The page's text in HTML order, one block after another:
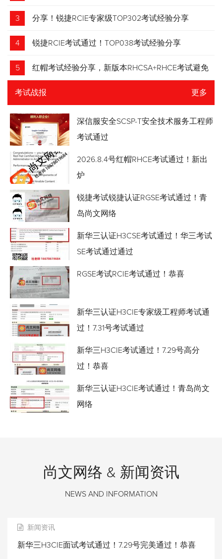
3 分享！锐捷RCIE专家级TOP302考试经验分享
4 锐捷RCIE考试通过！TOP038考试经验分享
5 红帽考试经验分享，新版本RHCSA+RHCE考试避免
踩坑
考试战报 更多
深信服安全SCSP-T安全技术服务工程师
考试通过
2026.8.4号红帽RHCE考试通过！新出
炉
锐捷考试锐捷认证RGSE考试通过！青
岛尚文网络
新华三认证H3CSE考试通过！华三考试
SE考试通过通过
RGSE考试RCIE考试通过！恭喜
新华三认证H3CIE专家级工程师考试通
过！7.31号考试通过
新华三H3CIE考试通过！7.29号高分
过！恭喜
新华三认证H3CIE考试通过！青岛尚文
网络
尚文网络 & 新闻资讯
NEWS AND INFORMATION
新闻资讯
新华三H3CIE面试考试通过！7.29号完美通过！恭喜